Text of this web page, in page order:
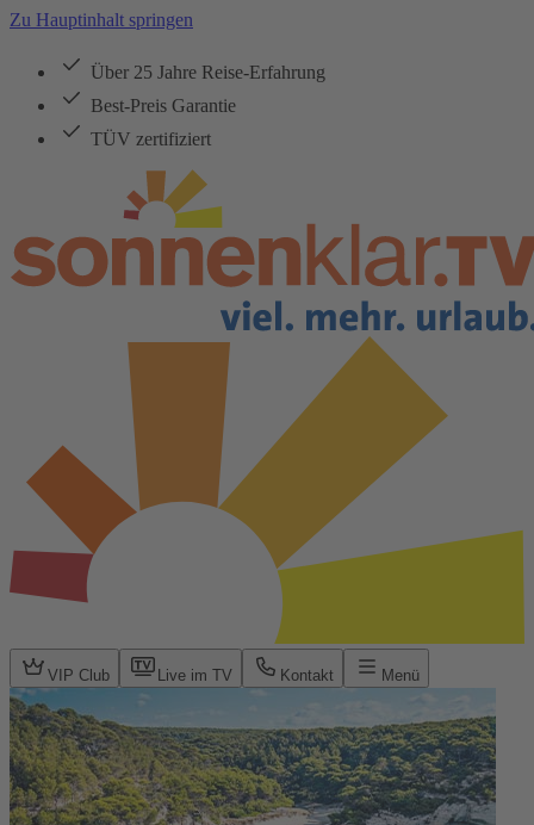
Zu Hauptinhalt springen
Über 25 Jahre Reise-Erfahrung
Best-Preis Garantie
TÜV zertifiziert
VIP Club Live im TV Kontakt Menü